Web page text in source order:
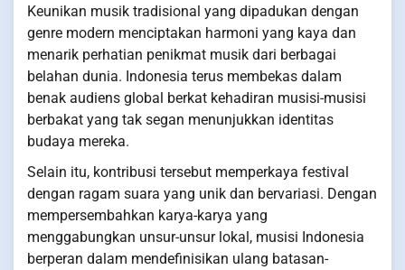
Keunikan musik tradisional yang dipadukan dengan
genre modern menciptakan harmoni yang kaya dan
menarik perhatian penikmat musik dari berbagai
belahan dunia. Indonesia terus membekas dalam
benak audiens global berkat kehadiran musisi-musisi
berbakat yang tak segan menunjukkan identitas
budaya mereka.
Selain itu, kontribusi tersebut memperkaya festival
dengan ragam suara yang unik dan bervariasi. Dengan
mempersembahkan karya-karya yang
menggabungkan unsur-unsur lokal, musisi Indonesia
berperan dalam mendefinisikan ulang batasan-